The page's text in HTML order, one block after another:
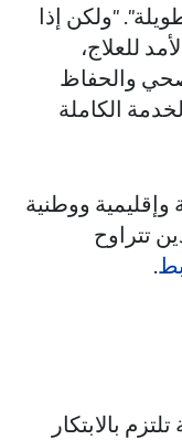
"ولكن إذا
للعلاج،
والحفاظ
الكاملة
وإقليمية ووطنية
تتراوح
.
بالابتكار